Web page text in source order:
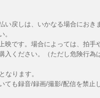
い戻しは、いかなる場合におき
。
映です。場合によっては、拍手
入ください。（ただし危険行為
なります。
ても録音/録画/撮影/配信を禁止